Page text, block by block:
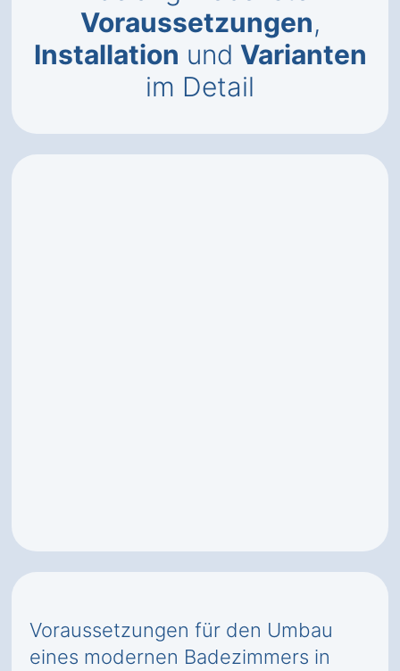
Voraussetzungen,
Installation und Varianten
im Detail
Voraussetzungen für den Umbau
eines modernen Badezimmers in